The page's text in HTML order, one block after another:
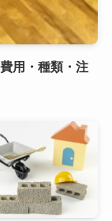
用・種類・注